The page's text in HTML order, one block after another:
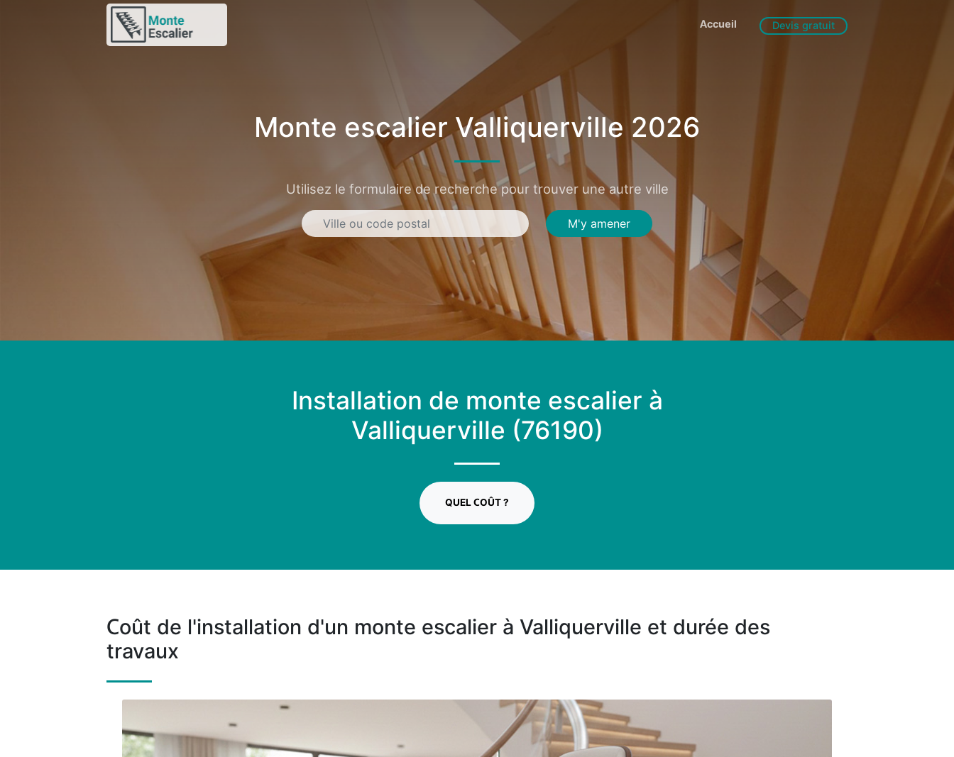
Accueil Devis gratuit
Monte escalier Valliquerville 2026
Utilisez le formulaire de recherche pour trouver une autre ville
M'y amener
Installation de monte escalier à
Valliquerville (76190)
QUEL COÛT ?
Coût de l'installation d'un monte escalier à Valliquerville et durée des
travaux